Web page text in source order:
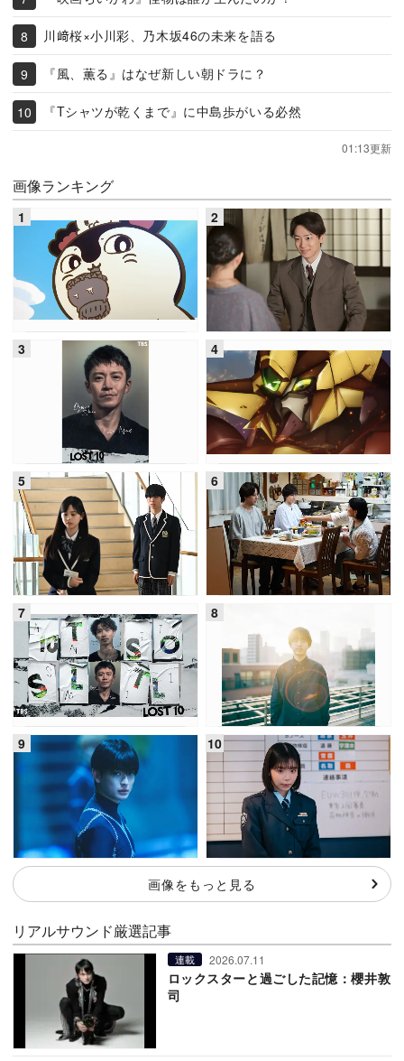
川﨑桜×小川彩、乃木坂46の未来を語る
『風、薫る』はなぜ新しい朝ドラに？
『Tシャツが乾くまで』に中島歩がいる必然
01:13更新
画像ランキング
画像をもっと見る
リアルサウンド厳選記事
連載 2026.07.11
ロックスターと過ごした記憶：櫻井敦
司